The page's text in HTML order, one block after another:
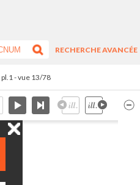
RECHERCHE AVANCÉE
pl.1 - vue 13/78